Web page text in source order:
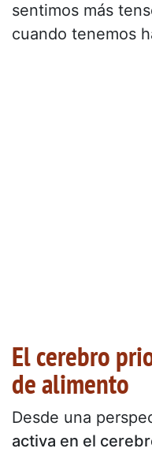
sentimos más
cuando tenemos
El cerebro
de alimento
Desde una
activa en el